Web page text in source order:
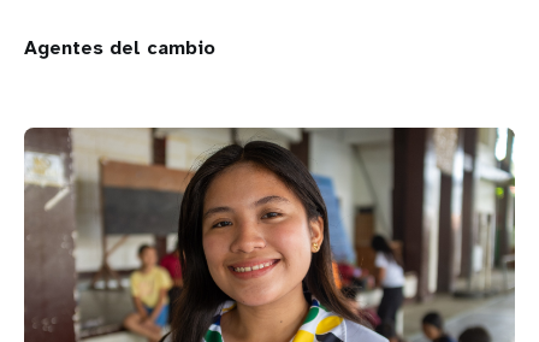
Agentes del cambio